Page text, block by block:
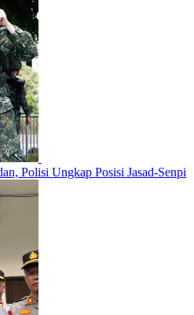
Polisi Ungkap Posisi Jasad-Senpi